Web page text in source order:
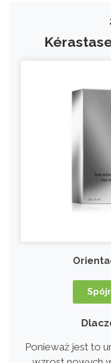
Ponieważ jest to